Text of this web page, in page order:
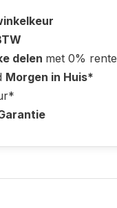
delen met 0% rente
Morgen in Huis*